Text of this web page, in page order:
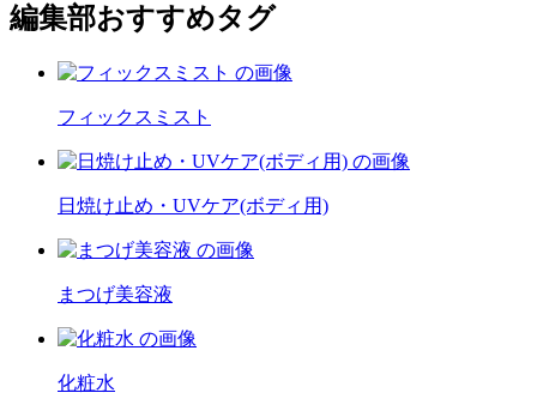
編集部おすすめタグ
フィックスミスト
日焼け止め・UVケア(ボディ用)
まつげ美容液
化粧水